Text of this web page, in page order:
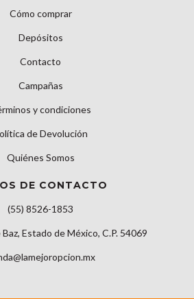
Cómo comprar
Depósitos
Contacto
Campañas
y condiciones
de Devolución
Quiénes Somos
DE CONTACTO
(55) 8526-1853
Estado de México, C.P. 54069